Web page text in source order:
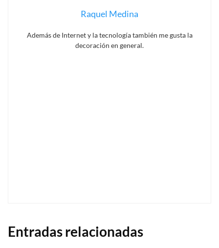
Raquel Medina
Además de Internet y la tecnología también me gusta la
decoración en general.
Entradas relacionadas